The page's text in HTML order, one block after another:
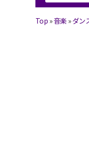
Top »音楽 »ダン